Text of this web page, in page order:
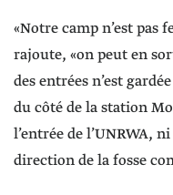
«Notre camp n’est pas
rajoute, «on peut en
des entrées n’est
du côté de la station
l’entrée de l’UNRWA,
direction de la fosse